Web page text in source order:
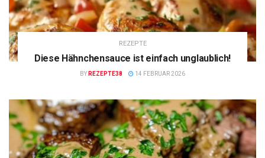
REZEPTE
Diese Hähnchensauce ist einfach unglaublich!
BY REZEPTE38 14 FEBRUAR 2026